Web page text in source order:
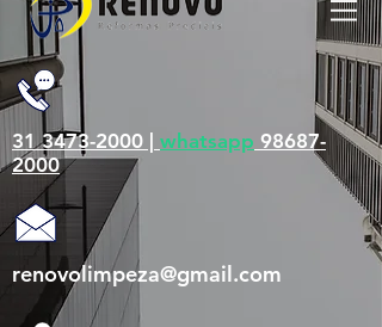
31 3473-2000 | whatsapp 98687-
2000
renovolimpeza@gmail.com